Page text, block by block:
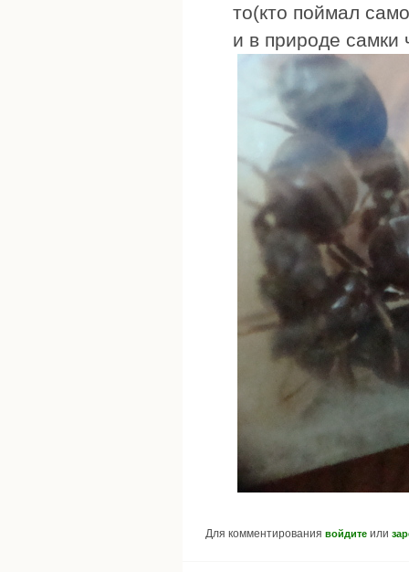
то(кто поймал
и в природе самки
Для комментирования войдите или